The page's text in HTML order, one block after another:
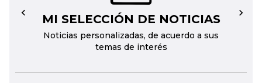
MI SELECCIÓN DE NOTICIAS
Noticias personalizadas, de acuerdo a sus
temas de interés
← →